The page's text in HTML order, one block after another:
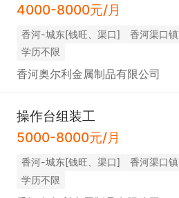
4000-8000元/月
香河-城东[钱旺、渠口] 香河渠口镇
学历不限
香河奥尔利金属制品有限公司
操作台组装工
5000-8000元/月
香河-城东[钱旺、渠口] 香河渠口镇
学历不限